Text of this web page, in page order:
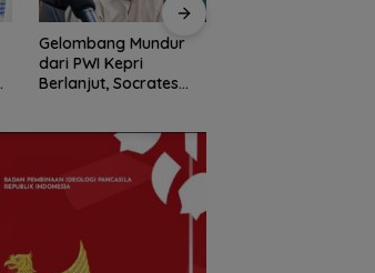
Gelombang Mundur
dari PWI Kepri
Berlanjut, Socrates
Ikut Tinggalkan